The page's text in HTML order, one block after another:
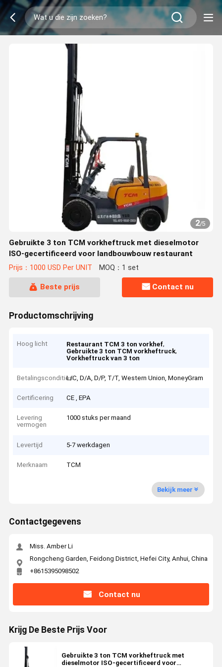
2/5
Gebruikte 3 ton TCM vorkheftruck met dieselmotor
ISO-gecertificeerd voor landbouwbouw restaurant
Prijs：1000 USD Per UNIT MOQ：1 set
Beste prijs Contact nu
Productomschrijving
Hoog licht Restaurant TCM 3 ton vorkhef,
Gebruikte 3 ton TCM vorkheftruck,
Vorkheftruck van 3 ton
BetalingsconditiesL/C, D/A, D/P, T/T, Western Union, MoneyGram
Certificering CE , EPA
Levering
vermogen
1000 stuks per maand
Levertijd 5-7 werkdagen
Merknaam TCM
Bekijk meer
Contactgegevens
Miss. Amber Li
Rongcheng Garden, Feidong District, Hefei City, Anhui, China
+8615395098502
Contact nu
Krijg De Beste Prijs Voor
Gebruikte 3 ton TCM vorkheftruck met
dieselmotor ISO-gecertificeerd voor